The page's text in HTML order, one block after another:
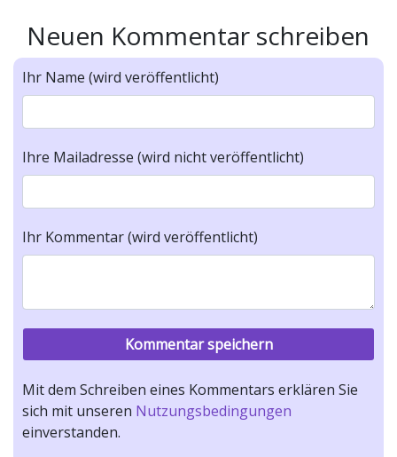
Neuen Kommentar schreiben
Ihr Name (wird veröffentlicht)
Ihre Mailadresse (wird nicht veröffentlicht)
Ihr Kommentar (wird veröffentlicht)
Mit dem Schreiben eines Kommentars erklären Sie
sich mit unseren Nutzungsbedingungen
einverstanden.